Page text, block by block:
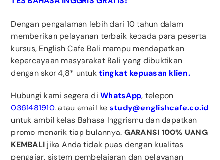
Dengan pengalaman lebih dari 10 tahun dalam
memberikan pelayanan terbaik kepada para peserta
kursus, English Cafe Bali mampu mendapatkan
kepercayaan masyarakat Bali yang dibuktikan
dengan skor 4,8* untuktingkat kepuasan klien.
Hubungi kami segera diWhatsApp, telepon
0361481910, atau email ke study@englishcafe.co.id
untuk ambil kelas Bahasa Inggrismu dan dapatkan
promo menarik tiap bulannya. GARANSI 100% UANG
KEMBALI jika Anda tidak puas dengan kualitas
pengajar, sistem pembelajaran dan pelayanan